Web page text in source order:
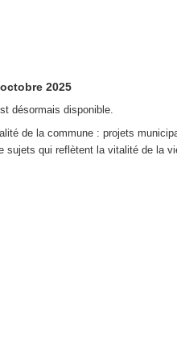
2025
désormais disponible.
de la commune : projets
qui reflètent la vitalité de la